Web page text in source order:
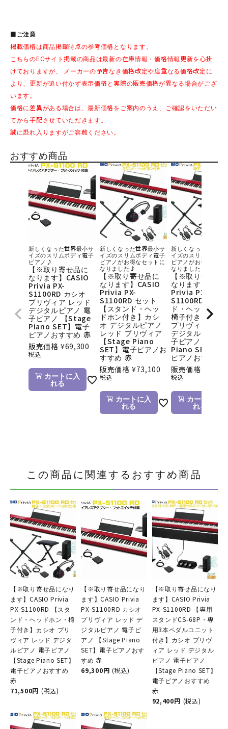
■ご注意
掲載価格は商品掲載時点の参考価格となります。
こちらのECサイト掲載の商品は最新の在庫情報・価格情報更新を心掛
けておりますが、 メーカーの予告なき価格改定や度重なる価格改定に
より、更新が追い付かず表示価格と実際の販売価格が異なる場合がござ
います。
価格に差異がある場合は、最新価格をご案内のうえ、ご確認をいただい
てから手配させていただきます。
誠に恐れ入りますがご容赦ください。
おすすめ商品
新しくなった世界最小サ
イズのスリムボディ電子
ピアノ♪
【※取り寄せ品に
なります】CASIO
Privia PX-
S1100RD カシオ
プリヴィア レッド
デジタルピアノ 電
子ピアノ 【Stage
Piano SET】電子
ピアノおすすめ 赤
販売価格 ¥69,300
税込
カートに入
れる
新しくなった世界最小サ
イズのスリムボディ電子
ピアノがお得なセットに
なりました♪
【※取り寄せ品に
なります】CASIO
Privia PX-
S1100RD セット
【スタンド・ヘッ
ドホン付き】カシ
オ デジタルピアノ
レッド プリヴィア
【Stage Piano
SET】電子ピアノお
すすめ 赤
販売価格 ¥73,100
税込
カートに入
れる
新しくなった世界最
イズのスリムボディ
ピアノがお得なセッ
なりました♪
【※取り寄せ品
なります】
Privia PX-
S1100RD 【ス
ド・ヘッドホン
椅子付き】カシ
プリヴィア レッ
デジタルピアノ
子ピアノ 【
Piano SET】電
ピアノおすすめ
販売価格
税込
カートに入
れる
この商品に関連するおすすめ商品
【※取り寄せ品になり
ます】CASIO Privia
PX-S1100RD 【スタ
ンド・ヘッドホン・椅
子付き】カシオ プリ
ヴィア レッド デジタ
ルピアノ 電子ピアノ
【Stage Piano SET】
電子ピアノおすすめ
赤
71,500円 (税込)
【※取り寄せ品になり
ます】CASIO Privia
PX-S1100RD カシオ
プリヴィア レッド デ
ジタルピアノ 電子ピ
アノ 【Stage Piano
SET】電子ピアノおす
すめ 赤
69,300円 (税込)
【※取り寄せ品になり
ます】CASIO Privia
PX-S1100RD 【専用
スタンドCS-68P・専
用3本ペダルユニット
付き】カシオ プリヴ
ィア レッド デジタル
ピアノ 電子ピアノ
【Stage Piano SET】
電子ピアノおすすめ
赤
92,400円 (税込)